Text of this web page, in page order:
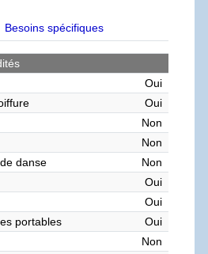
Besoins spécifiques
Oui
Oui
Non
Non
danse
Non
Oui
Oui
portables
Oui
Non